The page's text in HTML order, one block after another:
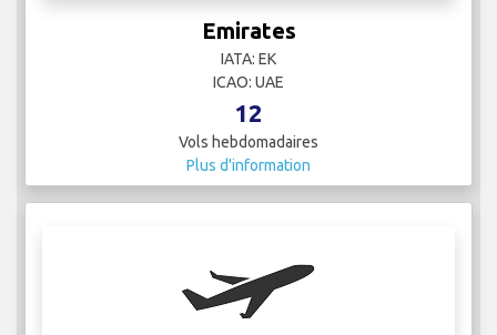
Emirates
IATA: EK
ICAO: UAE
12
Vols hebdomadaires
Plus d'information